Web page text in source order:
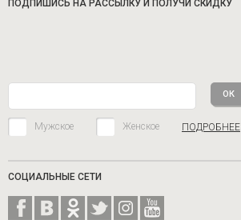
ПОДПИШИСЬ НА РАССЫЛКУ И ПОЛУЧИ СКИДКУ
Мужское Женское ПОДРОБНЕЕ
СОЦИАЛЬНЫЕ СЕТИ